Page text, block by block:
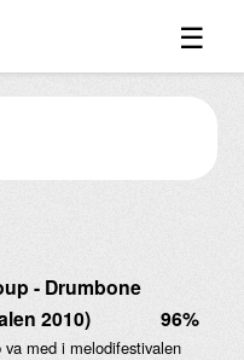
☰
- Drumbone
2010)
96%
med i melodifestivalen